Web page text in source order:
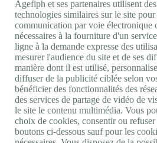
Nos autres sites
Site portail Agefiph
Activateur de progrès
Handinnov
Innovation et recherche
Université du RRH
Service AppuiPro
Nous suivre
Youtube
Agefiph et ses partenaires utilisent
technologies similaires sur le site
communication par voie électronique
nécessaires à la fourniture d'un
ligne à la demande expresse des
mesurer l'audience du site et de ses
manière dont il est utilisé,
diffuser de la publicité ciblée selon
bénéficier des fonctionnalités des
des services de partage de vidéo de
le site le contenu multimédia. Vous
choix de cookies, consentir ou
boutons ci-dessous sauf pour les